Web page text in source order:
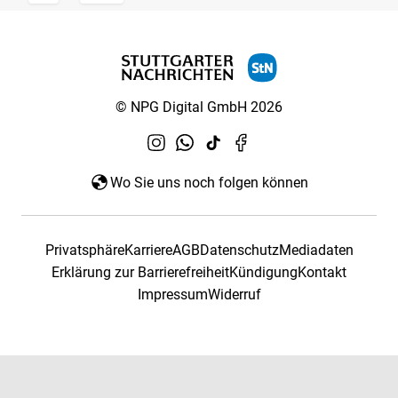
© NPG Digital GmbH 2026
Wo Sie uns noch folgen können
PrivatsphäreKarriereAGBDatenschutzMediadaten
Erklärung zur BarrierefreiheitKündigungKontakt
ImpressumWiderruf